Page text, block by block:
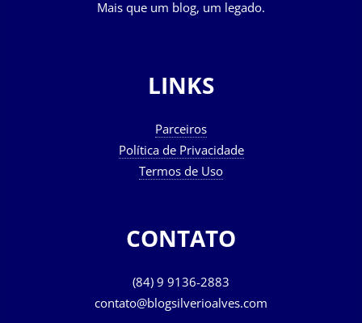
Mais que um blog, um legado.
LINKS
Parceiros
Política de Privacidade
Termos de Uso
CONTATO
(84) 9 9136-2883
contato@blogsilverioalves.com